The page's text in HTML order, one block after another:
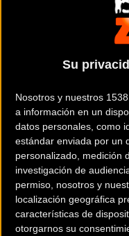
Su
Nosotros y nuestros 1538
a información en un
datos personales, como
estándar enviada por un
personalizado, medición
investigación de
permiso, nosotros y
localización geográfica
características de
otorgarnos su
rma alemana
que disfrutes de tus
por ello hoy nos
700 lúmenes (con 70 y
la luz trasera
desde 400 m). Las
fija y un modo flash e
montes fácilmente en
La luz trasera tiene
flash e incluye una
Todas estas luces son
que incluyen.